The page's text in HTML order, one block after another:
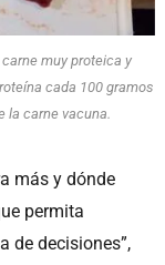
muy proteica y
cada 100 gramos
la carne vacuna.
más y dónde
permita
de decisiones”,